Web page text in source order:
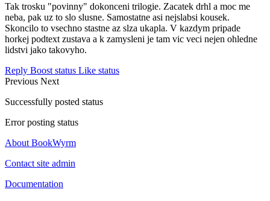
Tak trosku "povinny" dokonceni trilogie. Zacatek drhl a moc me
neba, pak uz to slo slusne. Samostatne asi nejslabsi kousek.
Skoncilo to vsechno stastne az slza ukapla. V kazdym pripade
horkej podtext zustava a k zamysleni je tam vic veci nejen ohledne
lidstvi jako takovyho.
Reply Boost status Like status
Previous Next
Successfully posted status
Error posting status
About BookWyrm
Contact site admin
Documentation